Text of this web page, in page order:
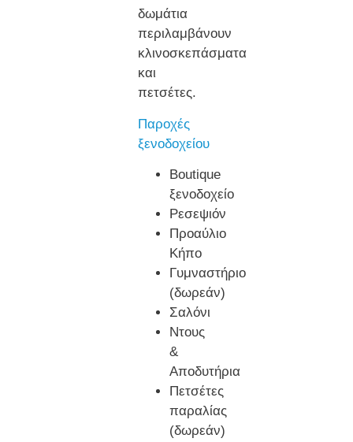
δωμάτια
περιλαμβάνουν
κλινοσκεπάσματα
και
πετσέτες.
Παροχές
ξενοδοχείου
Boutique
ξενοδοχείο
Ρεσεψιόν
Προαύλιο
Κήπο
Γυμναστήριο
(δωρεάν)
Σαλόνι
Ντους
&
Αποδυτήρια
Πετσέτες
παραλίας
(δωρεάν)